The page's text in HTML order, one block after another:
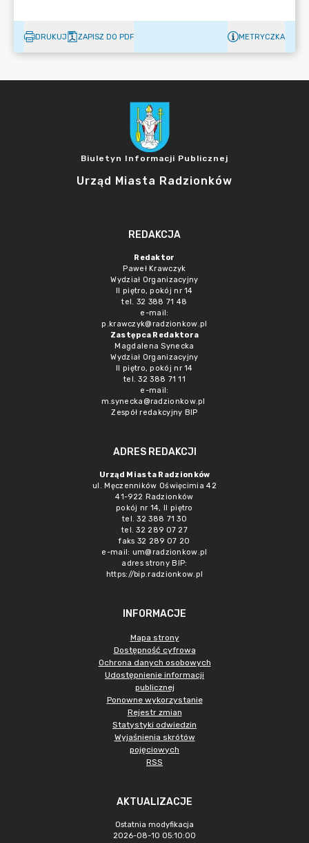
DRUKUJ ZAPISZ DO PDF METRYCZKA
Biuletyn Informacji Publicznej
Urząd Miasta Radzionków
REDAKCJA
Redaktor
Paweł Krawczyk
Wydział Organizacyjny
II piętro, pokój nr 14
tel. 32 388 71 48
e-mail:
p.krawczyk@radzionkow.pl
Zastępca Redaktora
Magdalena Synecka
Wydział Organizacyjny
II piętro, pokój nr 14
tel. 32 388 71 11
e-mail:
m.synecka@radzionkow.pl
Zespół redakcyjny BIP
ADRES REDAKCJI
Urząd Miasta Radzionków
ul. Męczenników Oświęcimia 42
41-922 Radzionków
pokój nr 14, II piętro
tel. 32 388 71 30
tel. 32 289 07 27
faks 32 289 07 20
e-mail: um@radzionkow.pl
adres strony BIP:
https://bip.radzionkow.pl
INFORMACJE
Mapa strony
Dostępność cyfrowa
Ochrona danych osobowych
Udostępnienie informacji
publicznej
Ponowne wykorzystanie
Rejestr zmian
Statystyki odwiedzin
Wyjaśnienia skrótów
pojęciowych
RSS
AKTUALIZACJE
Ostatnia modyfikacja
2026-08-10 05:10:00